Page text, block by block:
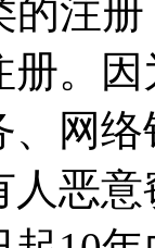
的注
册。
网
恶